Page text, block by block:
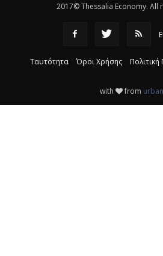
2017© Thessalia Economy. All
Ταυτότητα Όροι Χρήσης
with from